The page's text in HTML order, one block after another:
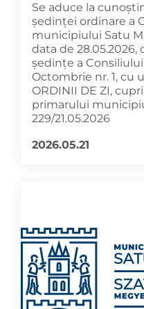
Se aduce la
ședinței ordinare a
municipiului Satu
data de 28.05.2026,
ședințe a Consiliului
Octombrie nr. 1, cu
ORDINII DE ZI,
primarului
229/21.05.2026
2026.05.21